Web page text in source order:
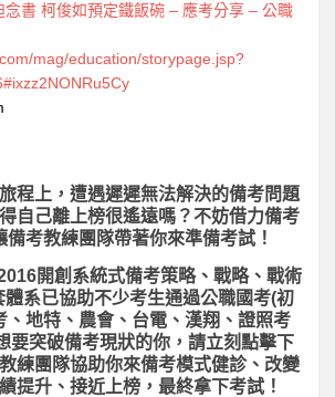
念書 柯俊如預定鐵飯碗 – 應考分享 – 公職
mag/education/storypage.jsp?
程上， 遭遇遲遲無法解決的備考問題
自己離上榜很遙遠嗎？不妨借力備考
備考教練團隊帶著你來準備考試！
開創系統式備考策略、戰略、戰術
系已協助不少考生通過公職國考(初
、地特、農會、台電、漢翔、證照考
要突破備考現狀的你，請立刻點擊下
練團隊協助你來備考模式健診、改變
提升、接近上榜，最終拿下考試！